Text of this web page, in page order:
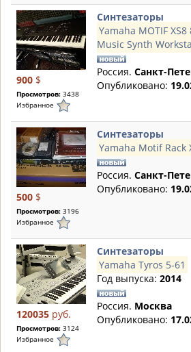
900 $
Просмотров: 3438
Избранное
Синтезаторы
Yamaha MOTIF XS8
Music Synth
Россия. Санкт-
Опубликовано:
500 $
Просмотров: 3196
Избранное
Синтезаторы
Yamaha Motif Rack
Россия. Санкт-
Опубликовано:
120035 руб.
Просмотров: 3124
Избранное
Синтезаторы
Yamaha Tyros 5-61
Год выпуска: 2014
Россия. Москва
Опубликовано: